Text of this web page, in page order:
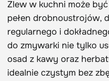
Zlew w kuchni może
pełen drobnoustrojów,
regularnego i
do zmywarki nie tylko
osad z kawy oraz
idealnie czystym bez